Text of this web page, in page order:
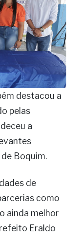
destacou a
pelas
a
Boquim.
de
como
ainda melhor
Eraldo